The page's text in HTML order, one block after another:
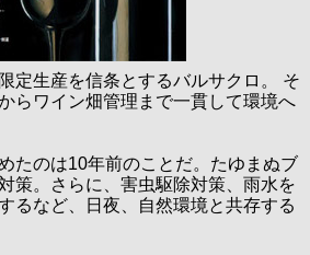
定生産を信条とするバルサクロ。 そ
らワイン畑管理まで一貫して環境へ
たのは10年前のことだ。たゆまぬブ
策。さらに、害虫駆除対策、雨水を
るなど、日夜、自然環境と共存する